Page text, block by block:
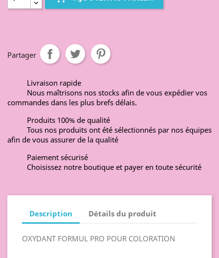
Partager
Livraison rapide
Nous maîtrisons nos stocks afin de vous expédier vos
commandes dans les plus brefs délais.
Produits 100% de qualité
Tous nos produits ont été sélectionnés par nos équipes
afin de vous assurer de la qualité
Paiement sécurisé
Choisissez notre boutique et payer en toute sécurité
Description Détails du produit
OXYDANT FORMUL PRO POUR COLORATION